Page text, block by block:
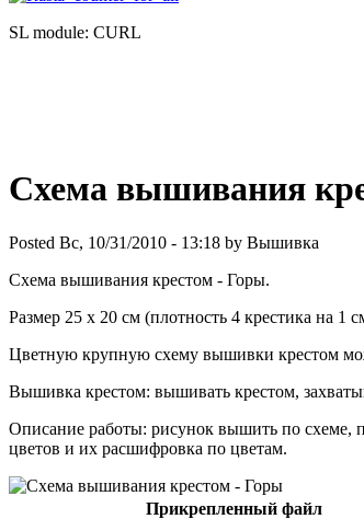
SL module: CURL
Схема вышивания
Posted Вс, 10/31/2010 - 13:18 by Вышивка
Схема вышивания крестом - Горы.
Размер 25 х 20 см (плотность 4 крестика на 1
Цветную крупную схему вышивки крестом
Вышивка крестом: вышивать крестом,
Описание работы: рисунок вышить по схеме,
цветов и их расшифровка по цветам.
Прикрепленный файл